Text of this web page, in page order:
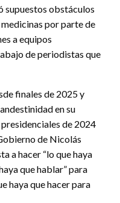
supuestos obstáculos
por parte de
a equipos
de periodistas que
finales de 2025 y
en su
de 2024
de Nicolás
a hacer “lo que haya
que hablar” para
haya que hacer para